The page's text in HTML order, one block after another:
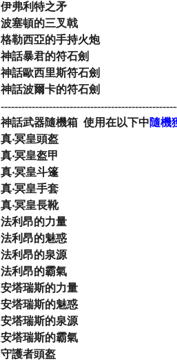
伊弗利特之矛
波塞頓的三叉戟
格勒西亞的手持火炮
神話暴君的符石劍
神話歐西里斯符石劍
神話波爾卡的符石劍
神話武器隨機箱 使用在以下中隨機
真‧冥皇頭盔
真‧冥皇盔甲
真‧冥皇斗篷
真‧冥皇手套
真‧冥皇長靴
法利昂的力量
法利昂的魅惑
法利昂的泉源
法利昂的霸氣
安塔瑞斯的力量
安塔瑞斯的魅惑
安塔瑞斯的泉源
安塔瑞斯的霸氣
守護者頭盔